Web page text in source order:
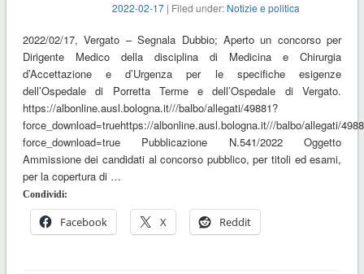
2022-02-17 | Filed under: Notizie e politica
2022/02/17, Vergato – Segnala Dubbio; Aperto un concorso per
Dirigente Medico della disciplina di Medicina e Chirurgia
d’Accettazione e d’Urgenza per le specifiche esigenze
dell’Ospedale di Porretta Terme e dell’Ospedale di Vergato.
https://albonline.ausl.bologna.it///balbo/allegati/49881?
force_download=truehttps://albonline.ausl.bologna.it///balbo/allegati/
force_download=true Pubblicazione N.541/2022 Oggetto
Ammissione dei candidati al concorso pubblico, per titoli ed esami,
per la copertura di …
Condividi:
Facebook X Reddit